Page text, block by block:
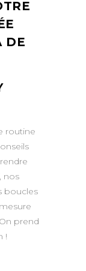
DE
routine
nos
boucles
prend
!